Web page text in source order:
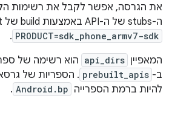
את הגרסה, אפשר לקבל את רשימות
ה-stubs של ה-API באמצעות build של dist עם
PRODUCT=sdk_phone_armv7-sdk
.
המאפיין api_dirs
ב- prebuilt_apis
להיות ברמת הספרייה Android.bp
.